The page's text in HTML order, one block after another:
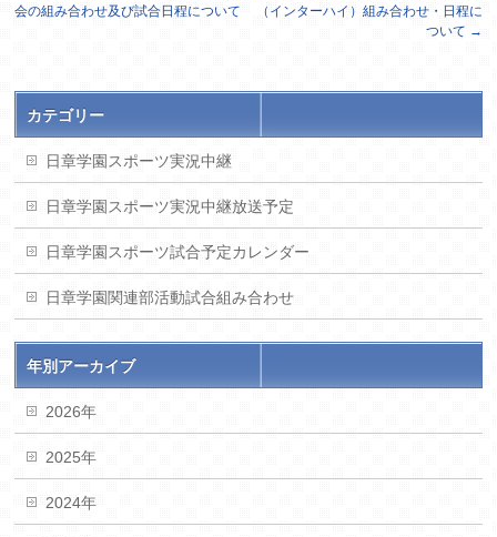
会の組み合わせ及び試合日程について
（インターハイ）組み合わせ・日程に
ついて →
カテゴリー
日章学園スポーツ実況中継
日章学園スポーツ実況中継放送予定
日章学園スポーツ試合予定カレンダー
日章学園関連部活動試合組み合わせ
年別アーカイブ
2026年
2025年
2024年